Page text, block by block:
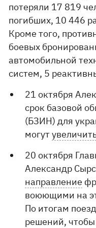
потеряли 17 819
погибших, 10 446
Кроме того,
боевых
автомобильной
систем, 5
21 октября
срок базовой
(БЗИН) для
могут
20 октября
Александр
направление
воюющими на
По итогам
решений,